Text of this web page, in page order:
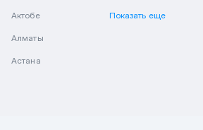
Актобе
Алматы
Астана
Показать еще